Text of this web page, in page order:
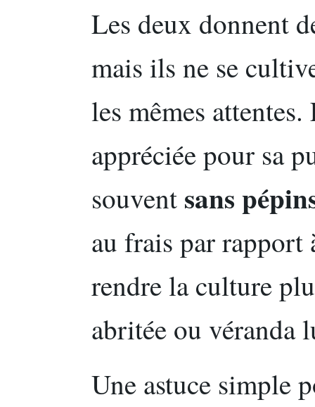
Les deux donnent
mais ils ne se
les mêmes
appréciée pour sa
souvent sans
au frais par rapport
rendre la culture
abritée ou véranda
Une astuce simple